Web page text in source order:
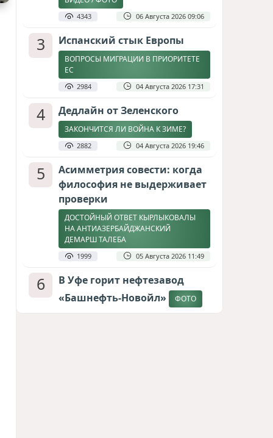
4343 06 Августа 2026 09:06
3 Испанский стык Европы
ВОПРОСЫ МИГРАЦИИ В ПРИОРИТЕТЕ
ЕС
2984 04 Августа 2026 17:31
4 Дедлайн от Зеленского
ЗАКОНЧИТСЯ ЛИ ВОЙНА К ЗИМЕ?
2882 04 Августа 2026 19:46
5
Асимметрия совести: когда
философия не выдерживает
проверки
ДОСТОЙНЫЙ ОТВЕТ КЫРЛЫКОВАЛЫ
НА АНТИАЗЕРБАЙДЖАНСКИЙ
ДЕМАРШ ТАЛЕБА
1999 05 Августа 2026 11:49
6
В Уфе горит нефтезавод
«Башнефть-Новойл»
ФОТО